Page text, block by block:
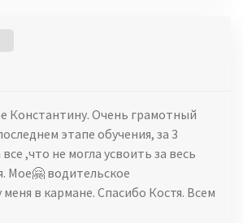
Константину. Очень грамотный
этапе обучения, за 3
,что не могла усвоить за весь
Мое🤗 водительское
в кармане. Спасибо Костя. Всем